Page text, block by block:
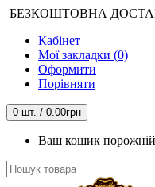
БЕЗКОШТОВНА
Кабінет
Мої закладки (0)
Оформити
Порівняти
0 шт. / 0.00грн
Ваш кошик